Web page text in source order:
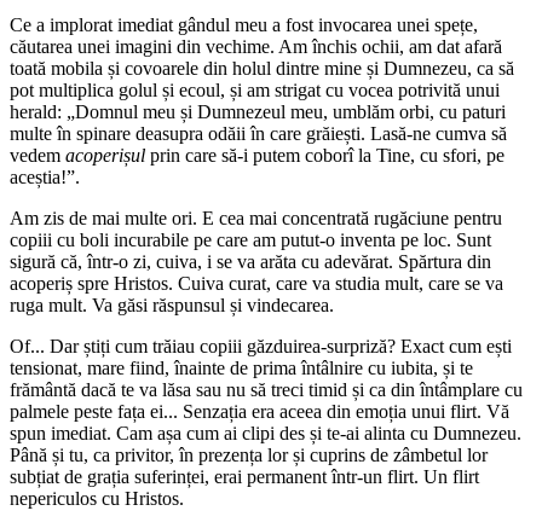
Ce a implorat imediat gândul meu a fost invocarea unei spețe,
căutarea unei imagini din vechime. Am închis ochii, am dat afară
toată mobila și covoarele din holul dintre mine și Dumnezeu, ca să
pot multiplica golul și ecoul, și am strigat cu vocea potrivită unui
herald: „Domnul meu și Dumnezeul meu, umblăm orbi, cu paturi
multe în spinare deasupra odăii în care grăiești. Lasă-ne cumva să
vedem acoperișul prin care să-i putem coborî la Tine, cu sfori, pe
aceștia!”.
Am zis de mai multe ori. E cea mai concentrată rugăciune pentru
copiii cu boli incurabile pe care am putut-o inventa pe loc. Sunt
sigură că, într-o zi, cuiva, i se va arăta cu adevărat. Spărtura din
acoperiș spre Hristos. Cuiva curat, care va studia mult, care se va
ruga mult. Va găsi răspunsul și vindecarea.
Of... Dar știți cum trăiau copiii găzduirea-surpriză? Exact cum ești
tensionat, mare fiind, înainte de prima întâlnire cu iubita, și te
frământă dacă te va lăsa sau nu să treci timid și ca din întâmplare cu
palmele peste fața ei... Senzația era aceea din emoția unui flirt. Vă
spun imediat. Cam așa cum ai clipi des și te-ai alinta cu Dumnezeu.
Până și tu, ca privitor, în prezența lor și cuprins de zâmbetul lor
subțiat de grația suferinței, erai permanent într-un flirt. Un flirt
nepericulos cu Hristos.